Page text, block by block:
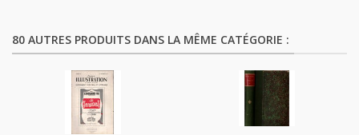
80 AUTRES PRODUITS DANS LA MÊME CATÉGORIE :